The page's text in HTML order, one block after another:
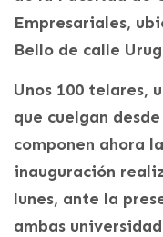
Empresariales,
Bello de calle
Unos 100 telares,
que cuelgan
componen ahora
inauguración
lunes, ante la
ambas